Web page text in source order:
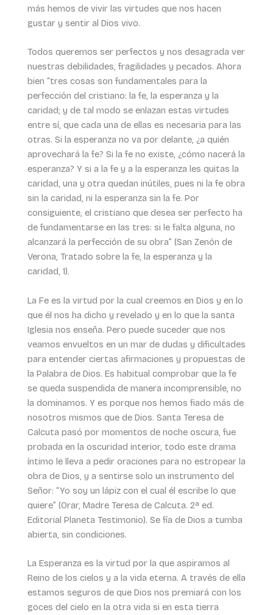
más hemos de vivir las virtudes que nos hacen
gustar y sentir al Dios vivo.
Todos queremos ser perfectos y nos desagrada ver
nuestras debilidades, fragilidades y pecados. Ahora
bien “tres cosas son fundamentales para la
perfección del cristiano: la fe, la esperanza y la
caridad; y de tal modo se enlazan estas virtudes
entre sí, que cada una de ellas es necesaria para las
otras. Si la esperanza no va por delante, ¿a quién
aprovechará la fe? Si la fe no existe, ¿cómo nacerá la
esperanza? Y si a la fe y a la esperanza les quitas la
caridad, una y otra quedan inútiles, pues ni la fe obra
sin la caridad, ni la esperanza sin la fe. Por
consiguiente, el cristiano que desea ser perfecto ha
de fundamentarse en las tres: si le falta alguna, no
alcanzará la perfección de su obra” (San Zenón de
Verona, Tratado sobre la fe, la esperanza y la
caridad, 1).
La Fe es la virtud por la cual creemos en Dios y en lo
que él nos ha dicho y revelado y en lo que la santa
Iglesia nos enseña. Pero puede suceder que nos
veamos envueltos en un mar de dudas y dificultades
para entender ciertas afirmaciones y propuestas de
la Palabra de Dios. Es habitual comprobar que la fe
se queda suspendida de manera incomprensible, no
la dominamos. Y es porque nos hemos fiado más de
nosotros mismos que de Dios. Santa Teresa de
Calcuta pasó por momentos de noche oscura, fue
probada en la oscuridad interior, todo este drama
íntimo le lleva a pedir oraciones para no estropear la
obra de Dios, y a sentirse solo un instrumento del
Señor: “Yo soy un lápiz con el cual él escribe lo que
quiere” (Orar, Madre Teresa de Calcuta. 2ª ed.
Editorial Planeta Testimonio). Se fía de Dios a tumba
abierta, sin condiciones.
La Esperanza es la virtud por la que aspiramos al
Reino de los cielos y a la vida eterna. A través de ella
estamos seguros de que Dios nos premiará con los
goces del cielo en la otra vida si en esta tierra